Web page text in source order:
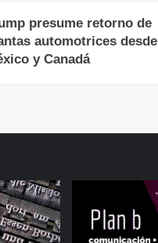
presume retorno de
automotrices desde
y Canadá